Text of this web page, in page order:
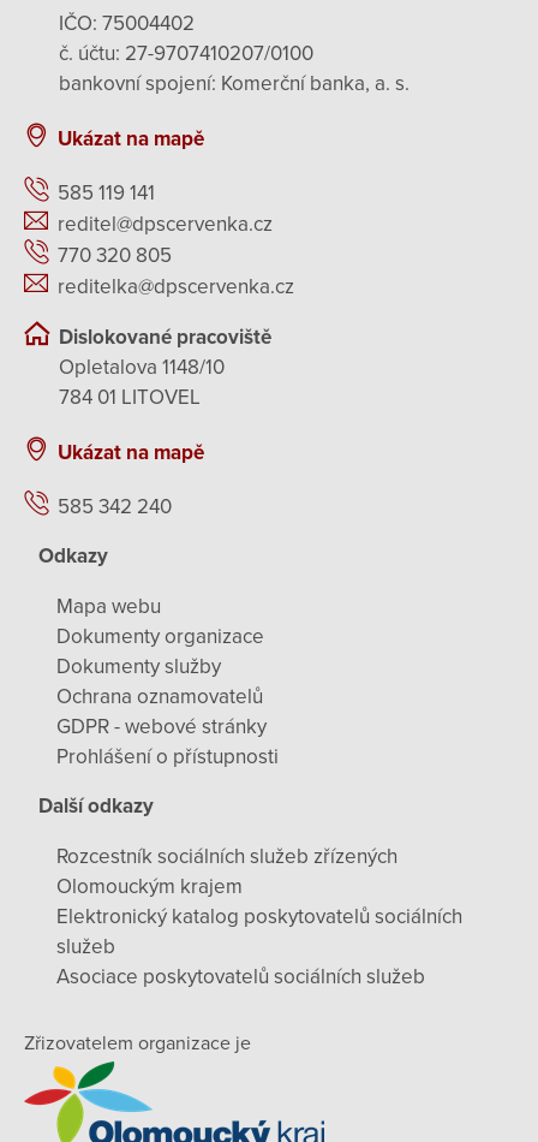
IČO: 75004402
č. účtu: 27-9707410207/0100
bankovní spojení: Komerční banka, a. s.
Ukázat na mapě
585 119 141
reditel@dpscervenka.cz
770 320 805
reditelka@dpscervenka.cz
Dislokované pracoviště
Opletalova 1148/10
784 01 LITOVEL
Ukázat na mapě
585 342 240
Odkazy
Mapa webu
Dokumenty organizace
Dokumenty služby
Ochrana oznamovatelů
GDPR - webové stránky
Prohlášení o přístupnosti
Další odkazy
Rozcestník sociálních služeb zřízených
Olomouckým krajem
Elektronický katalog poskytovatelů sociálních
služeb
Asociace poskytovatelů sociálních služeb
Zřizovatelem organizace je